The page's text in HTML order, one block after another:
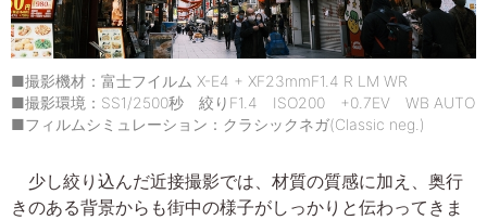
■撮影機材：富士フイルム X-E4 + XF23mmF1.4 R LM WR
■撮影環境：SS1/2500秒 絞りF1.4 ISO200 +0.7EV WB AUTO
■フィルムシミュレーション：クラシックネガ(Classic neg.)
少し絞り込んだ近接撮影では、材質の質感に加え、奥行
きのある背景からも街中の様子がしっかりと伝わってきま